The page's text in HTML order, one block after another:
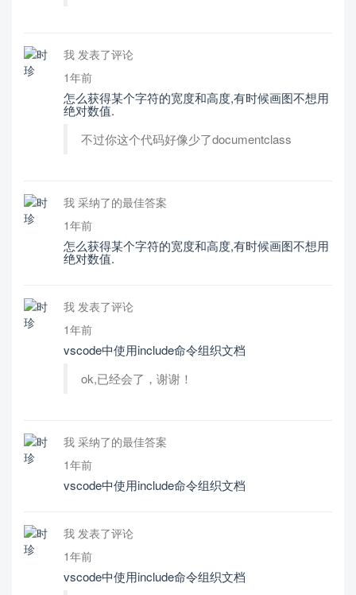
我 发表了评论
1年前
怎么获得某个字符的宽度和高度,有时候画图不想用
绝对数值.
不过你这个代码好像少了documentclass
我 采纳了的最佳答案
1年前
怎么获得某个字符的宽度和高度,有时候画图不想用
绝对数值.
我 发表了评论
1年前
vscode中使用include命令组织文档
ok,已经会了，谢谢！
我 采纳了的最佳答案
1年前
vscode中使用include命令组织文档
我 发表了评论
1年前
vscode中使用include命令组织文档